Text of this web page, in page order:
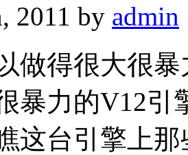
2011 by admin
做得很大很
暴力的V12引
这台引擎上